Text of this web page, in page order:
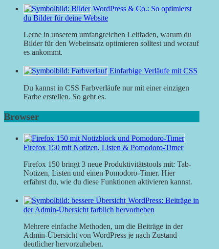
WordPress & Co.: So optimierst
du Bilder für deine Website
Lerne in unserem umfangreichen Leitfaden, warum du
Bilder für den Webeinsatz optimieren solltest und worauf
es ankommt.
Einfarbige Verläufe mit CSS
Du kannst in CSS Farbverläufe nur mit einer einzigen
Farbe erstellen. So geht es.
Browser
Firefox 150 mit Notizen, Listen & Pomodoro-Timer
Firefox 150 bringt 3 neue Produktivitätstools mit: Tab-
Notizen, Listen und einen Pomodoro-Timer. Hier
erfährst du, wie du diese Funktionen aktivieren kannst.
WordPress: Beiträge in
der Admin-Übersicht farblich hervorheben
Mehrere einfache Methoden, um die Beiträge in der
Admin-Übersicht von WordPress je nach Zustand
deutlicher hervorzuheben.